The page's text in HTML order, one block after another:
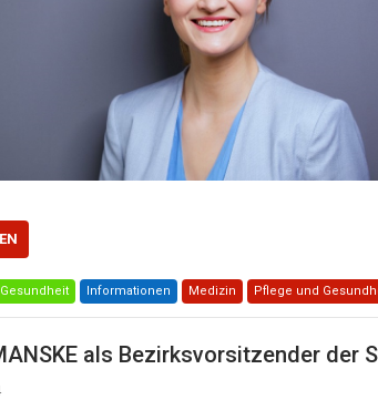
Gesundheit Informationen Medizin Pflege und
als Bezirksvorsitzender der